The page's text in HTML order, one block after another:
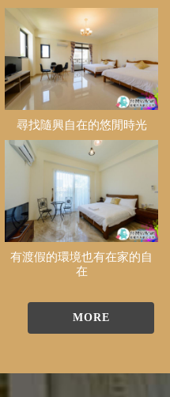
尋找隨興自在的悠閒時光
有渡假的環境也有在家的自
在
MORE